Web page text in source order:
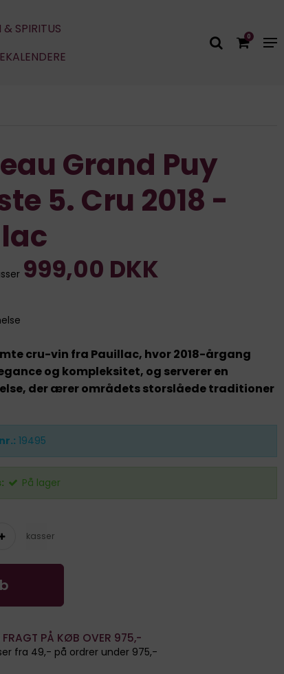
SPIRITUS
0
Grand Puy
5. Cru 2018 -
999,00 DKK
cru-vin fra Pauillac, hvor 2018-årgang
og kompleksitet, og serverer en
der ærer områdets storslåede traditioner
19495
På lager
kasser
FRAGT PÅ KØB OVER 975,-
fra 49,- på ordrer under 975,-